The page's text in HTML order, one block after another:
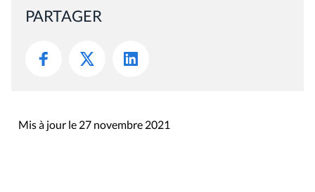
PARTAGER
Mis à jour le 27 novembre 2021